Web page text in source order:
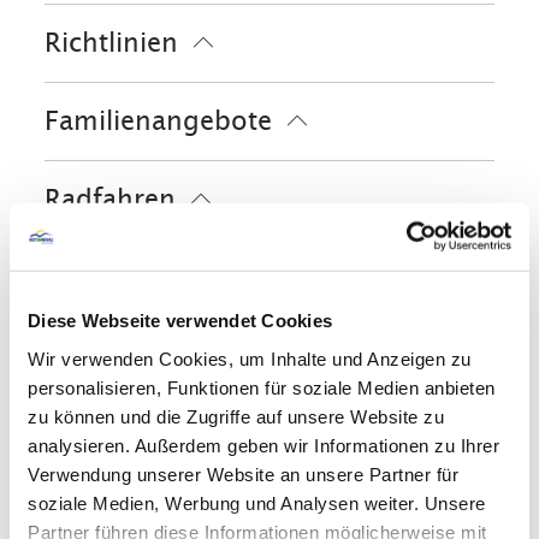
Diese Webseite verwendet Cookies
Wir verwenden Cookies, um Inhalte und Anzeigen zu
personalisieren, Funktionen für soziale Medien anbieten
zu können und die Zugriffe auf unsere Website zu
analysieren. Außerdem geben wir Informationen zu Ihrer
Verwendung unserer Website an unsere Partner für
soziale Medien, Werbung und Analysen weiter. Unsere
Partner führen diese Informationen möglicherweise mit
Geldautomat vor Ort
Parkplatz am Haus
Raucherbereich
Golfplatz (Entfernung max. 3 km)
Touren zu Fuß
Wandern
Richtlinien
Nichtraucherunterkunft (Alle
öffentlichen und privaten Bereiche sind
Familienangebote
Radfahren
In der Nähe
Bahnhof Tourist Information
Ausstattung
kostenloses W-LAN (in der gesamten
Unterkunft)
Skifahren
Skischule
Sprachen